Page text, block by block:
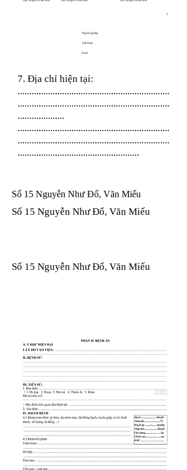
Nghề nghiệp
Việt Nam
Kinh
7. Địa chỉ hiện tại:
.................................................................
.................................................................
....................
.................................................................
.................................................................
....................................................
Số 15 Nguyễn Như Đổ, Văn Miếu
Số 15 Nguyễn Như Đổ, Văn Miếu
Số 15 Nguyễn Như Đổ, Văn Miếu